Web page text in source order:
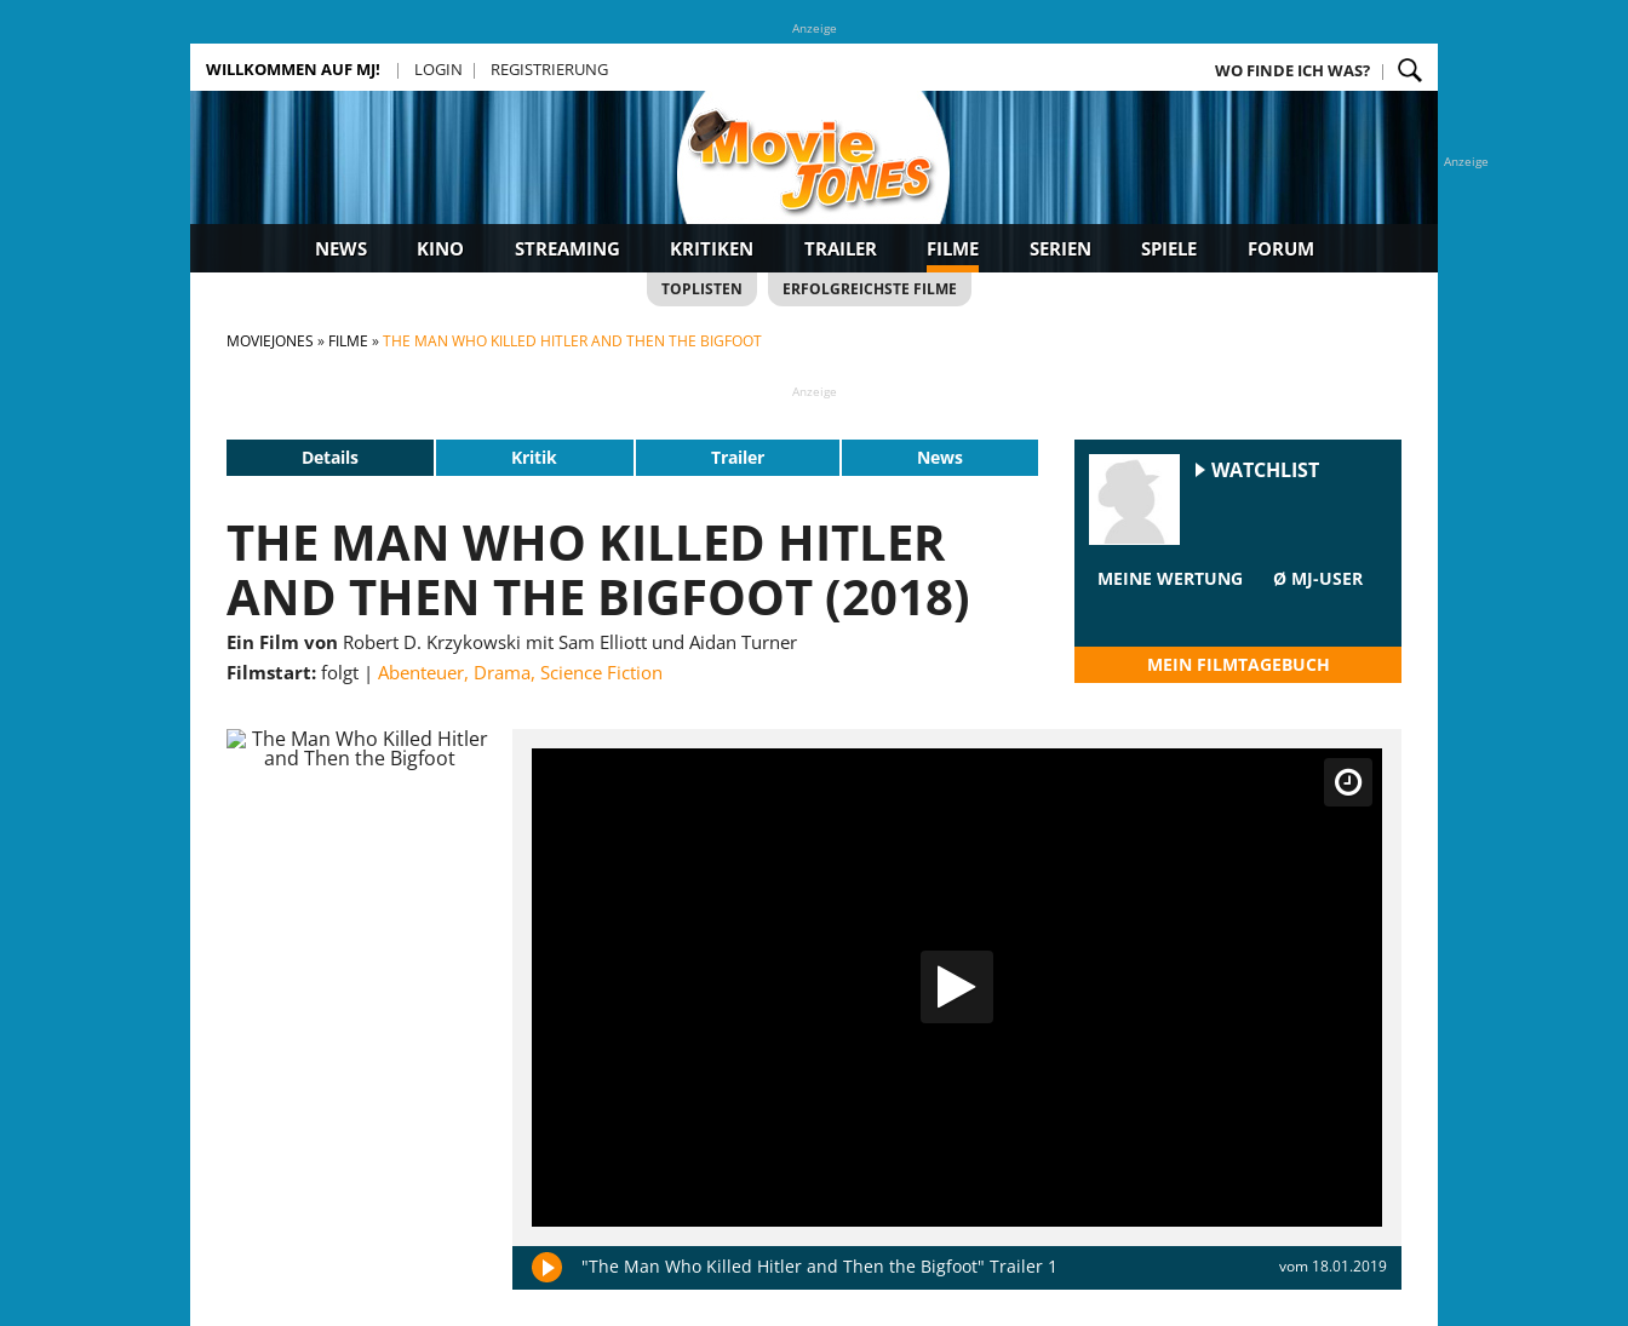
Anzeige
Anzeige
WILLKOMMEN AUF MJ! LOGIN REGISTRIERUNG WO FINDE ICH WAS?
NEWS KINO STREAMING KRITIKEN TRAILER FILME SERIEN SPIELE FORUM
TOPLISTEN ERFOLGREICHSTE FILME
MOVIEJONES FILME THE MAN WHO KILLED HITLER AND THEN THE BIGFOOT
Anzeige
Details Kritik Trailer News
THE MAN WHO KILLED HITLER
AND THEN THE BIGFOOT (2018)
Ein Film von Robert D. Krzykowski mit Sam Elliott und Aidan Turner
Filmstart: folgt Abenteuer, Drama, Science Fiction
WATCHLIST
MEINE WERTUNG Ø MJ-USER
MEIN FILMTAGEBUCH
"The Man Who Killed Hitler and Then the Bigfoot" Trailer 1 vom 18.01.2019